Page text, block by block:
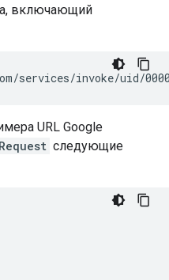
включающий
URL Google
следующие